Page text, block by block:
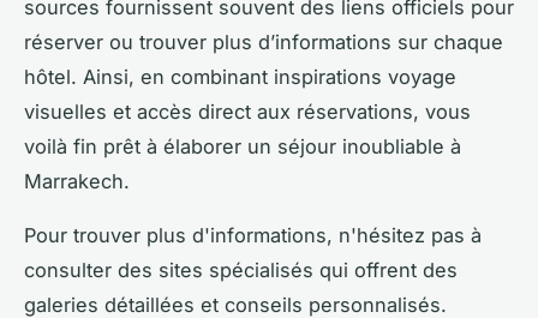
sources fournissent souvent des liens officiels pour
réserver ou trouver plus d’informations sur chaque
hôtel. Ainsi, en combinant inspirations voyage
visuelles et accès direct aux réservations, vous
voilà fin prêt à élaborer un séjour inoubliable à
Marrakech.
Pour trouver plus d'informations, n'hésitez pas à
consulter des sites spécialisés qui offrent des
galeries détaillées et conseils personnalisés.